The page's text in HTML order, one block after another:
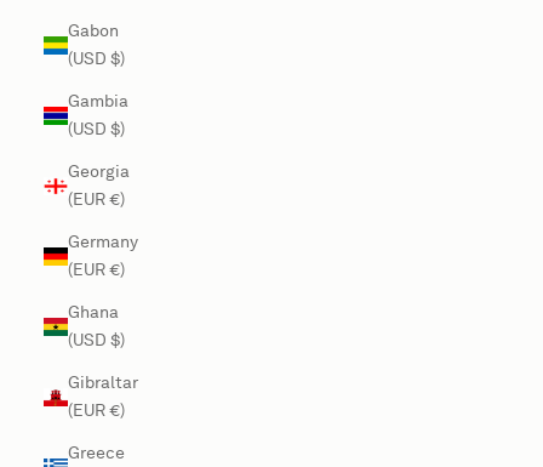
Gabon
(USD $)
Gambia
(USD $)
Georgia
(EUR €)
Germany
(EUR €)
Ghana
(USD $)
Gibraltar
(EUR €)
Greece